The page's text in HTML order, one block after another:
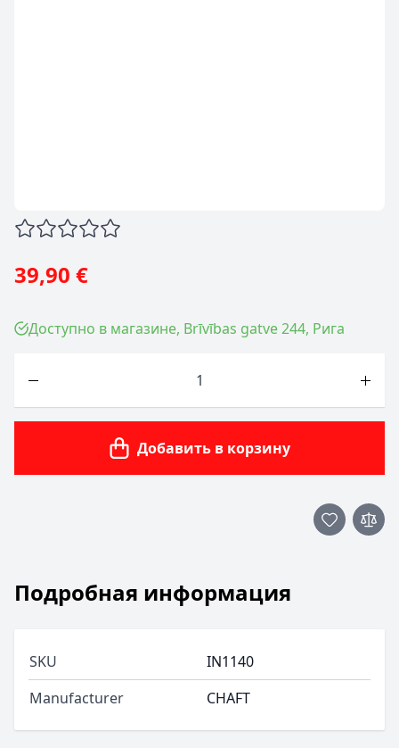
39,90 €
Доступно в магазине, Brīvības gatve 244, Рига
Добавить в корзину
Подробная информация
SKU
IN1140
Manufacturer
CHAFT